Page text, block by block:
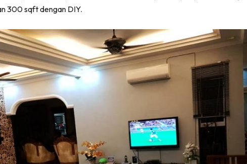
300 sqft dengan DIY.